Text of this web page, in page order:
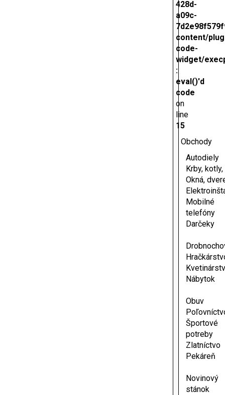
428d-
a09c-
content/
code-
widget/
:
eval()'d
code
on
line
15
Obchody
Autodiely
Krby,
Okná,
Mobilné
telefóny
Darčeky
Nábytok
Obuv
Športové
potreby
Zlatníctvo
Pekáreň
Novinový
stánok